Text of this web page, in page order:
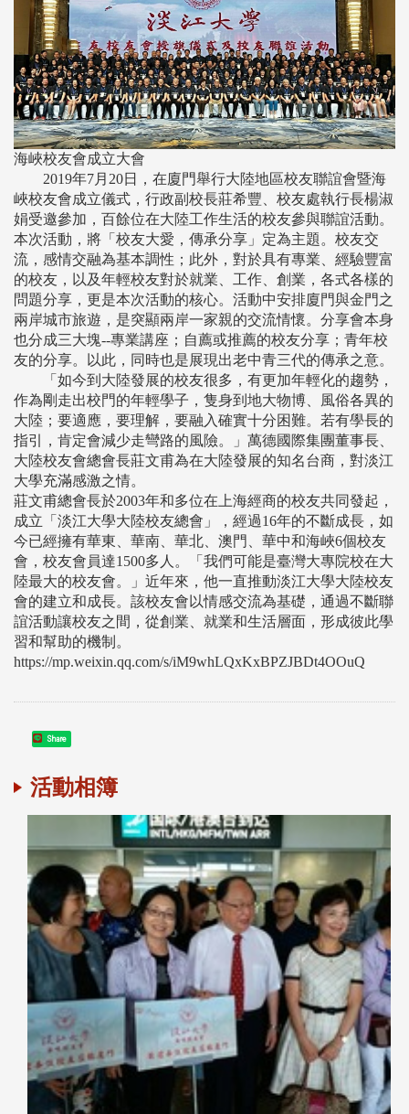
海峽校友會成立大會
2019年7月20日，在廈門舉行大陸地區校友聯誼會暨海
峽校友會成立儀式，行政副校長莊希豐、校友處執行長楊淑
娟受邀參加，百餘位在大陸工作生活的校友參與聯誼活動。
本次活動，將「校友大愛，傳承分享」定為主題。校友交
流，感情交融為基本調性；此外，對於具有專業、經驗豐富
的校友，以及年輕校友對於就業、工作、創業，各式各樣的
問題分享，更是本次活動的核心。活動中安排廈門與金門之
兩岸城市旅遊，是突顯兩岸一家親的交流情懷。分享會本身
也分成三大塊--專業講座；自薦或推薦的校友分享；青年校
友的分享。以此，同時也是展現出老中青三代的傳承之意。
「如今到大陸發展的校友很多，有更加年輕化的趨勢，
作為剛走出校門的年輕學子，隻身到地大物博、風俗各異的
大陸；要適應，要理解，要融入確實十分困難。若有學長的
指引，肯定會減少走彎路的風險。」萬德國際集團董事長、
大陸校友會總會長莊文甫為在大陸發展的知名台商，對淡江
大學充滿感激之情。
莊文甫總會長於2003年和多位在上海經商的校友共同發起，
成立「淡江大學大陸校友總會」，經過16年的不斷成長，如
今已經擁有華東、華南、華北、澳門、華中和海峽6個校友
會，校友會員達1500多人。「我們可能是臺灣大專院校在大
陸最大的校友會。」近年來，他一直推動淡江大學大陸校友
會的建立和成長。該校友會以情感交流為基礎，通過不斷聯
誼活動讓校友之間，從創業、就業和生活層面，形成彼此學
習和幫助的機制。
https://mp.weixin.qq.com/s/iM9whLQxKxBPZJBDt4OOuQ
Share
活動相簿